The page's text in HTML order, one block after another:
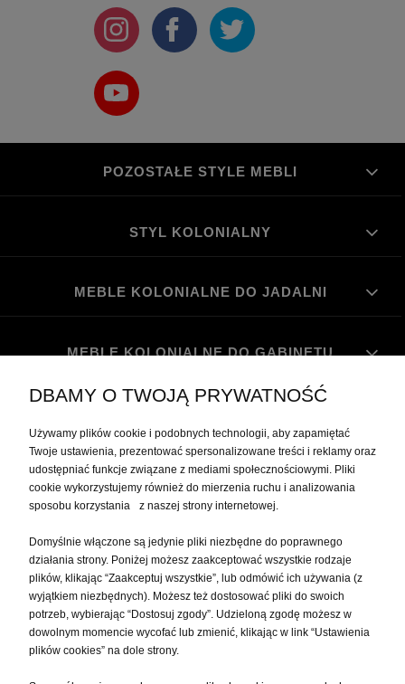
POZOSTAŁE STYLE MEBLI
STYL KOLONIALNY
MEBLE KOLONIALNE DO JADALNI
MEBLE KOLONIALNE DO GABINETU
PŁATNOŚCI I DOSTAWA
O NAS
DBAMY O TWOJĄ PRYWATNOŚĆ
Używamy plików cookie i podobnych technologii, aby zapamiętać
Twoje ustawienia, prezentować spersonalizowane treści i reklamy oraz
udostępniać funkcje związane z mediami społecznościowymi. Pliki
cookie wykorzystujemy również do mierzenia ruchu i analizowania
sposobu korzystania z naszej strony internetowej.
Domyślnie włączone są jedynie pliki niezbędne do poprawnego
działania strony. Poniżej możesz zaakceptować wszystkie rodzaje
plików, klikając “Zaakceptuj wszystkie”, lub odmówić ich używania (z
wyjątkiem niezbędnych). Możesz też dostosować pliki do swoich
potrzeb, wybierając “Dostosuj zgody”. Udzieloną zgodę możesz w
dowolnym momencie wycofać lub zmienić, klikając w link “Ustawienia
plików cookies” na dole strony.